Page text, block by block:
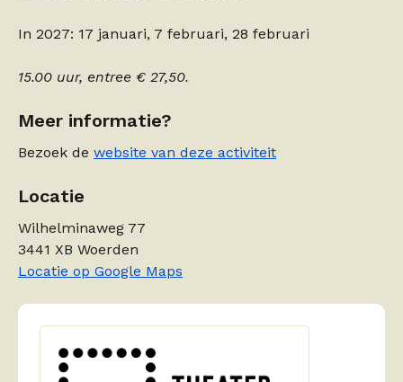
In 2027: 17 januari, 7 februari, 28 februari
15.00 uur, entree € 27,50.
Meer informatie?
Bezoek de website van deze activiteit
Locatie
Wilhelminaweg 77
3441 XB Woerden
Locatie op Google Maps